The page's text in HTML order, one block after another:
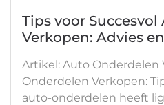
Tips voor
Verkopen: Advies
Artikel: Auto Onderdelen
Onderdelen Verkopen:
auto-onderdelen heeft